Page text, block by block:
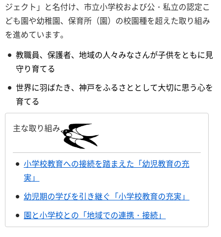
ジェクト」と名付け、市立小学校および公・私立の認定こ
ども園や幼稚園、保育所（園）の校園種を超えた取り組み
を進めています。
教職員、保護者、地域の人々みなさんが子供をともに見
守り育てる
世界に羽ばたき、神戸をふるさととして大切に思う心を
育てる
主な取り組み
小学校教育への接続を踏まえた「幼児教育の充
実」
幼児期の学びを引き継ぐ「小学校教育の充実」
園と小学校との「地域での連携・接続」